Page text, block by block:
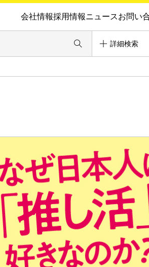
会社情報採用情報ニュースお問い
詳細検索